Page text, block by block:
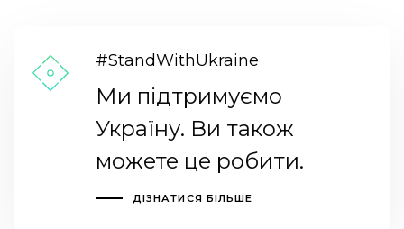
#StandWithUkraine
Ми підтримуємо
Україну. Ви також
можете це робити.
ДІЗНАТИСЯ БІЛЬШЕ